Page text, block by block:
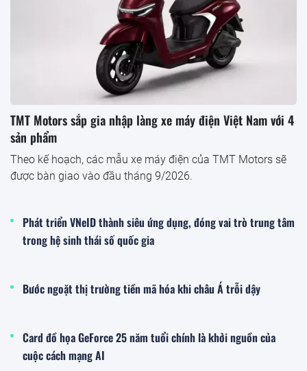
TMT Motors sắp gia nhập làng xe máy điện Việt Nam với 4
sản phẩm
Theo kế hoạch, các mẫu xe máy điện của TMT Motors sẽ
được bàn giao vào đầu tháng 9/2026.
Phát triển VNeID thành siêu ứng dụng, đóng vai trò trung tâm
trong hệ sinh thái số quốc gia
Bước ngoặt thị trường tiền mã hóa khi châu Á trỗi dậy
Card đồ họa GeForce 25 năm tuổi chính là khởi nguồn của
cuộc cách mạng AI